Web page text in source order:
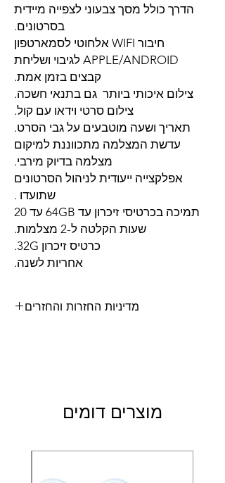
הדרך כולל מסך צבעוני לצפייה מיידית
בסרטונים.
חיבור WIFI אלחוטי לסמארטפון
APPLE/ANDROID לגיבוי ושליחת
קבצים בזמן אמת.
צילום איכותי ביותר גם בתנאי חשכה.
צילום סרטי וידאו עם קול.
תאריך ושעה מוטבעים על גבי הסרט.
עדשת המצלמה מתכווננת למיקום
מצלמה בדיוק מירבי.
אפלקצייה ייעודית לניהול הסרטונים
שתועדו .
תמיכה בכרטיסי זיכרון עד 64GB עד 20
שעות הקלטה ל-2 מצלמות.
כרטיס זיכרון 32G.
אחריות לשנה.
מדיניות החזרות והחזרים
מוצרים דומים